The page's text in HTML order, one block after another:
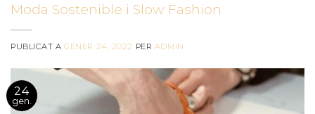
Moda Sostenible i Slow Fashion
PUBLICAT AGENER 24, 2022 PER ADMIN
24
gen.